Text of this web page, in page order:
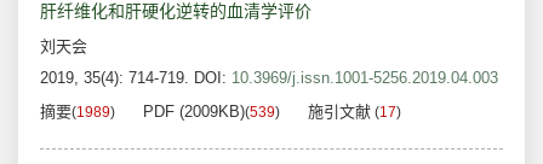
肝纤维化和肝硬化逆转的血清学评价
刘天会
2019, 35(4): 714-719. DOI: 10.3969/j.issn.1001-5256.2019.04.003
摘要(1989) PDF (2009KB)(539) 施引文献 (17)